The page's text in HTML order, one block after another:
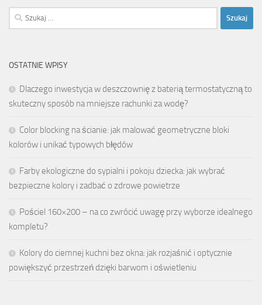
Szukaj:
OSTATNIE WPISY
Dlaczego inwestycja w deszczownię z baterią termostatyczną to
skuteczny sposób na mniejsze rachunki za wodę?
Color blocking na ścianie: jak malować geometryczne bloki
kolorów i unikać typowych błędów
Farby ekologiczne do sypialni i pokoju dziecka: jak wybrać
bezpieczne kolory i zadbać o zdrowe powietrze
Pościel 160×200 – na co zwrócić uwagę przy wyborze idealnego
kompletu?
Kolory do ciemnej kuchni bez okna: jak rozjaśnić i optycznie
powiększyć przestrzeń dzięki barwom i oświetleniu